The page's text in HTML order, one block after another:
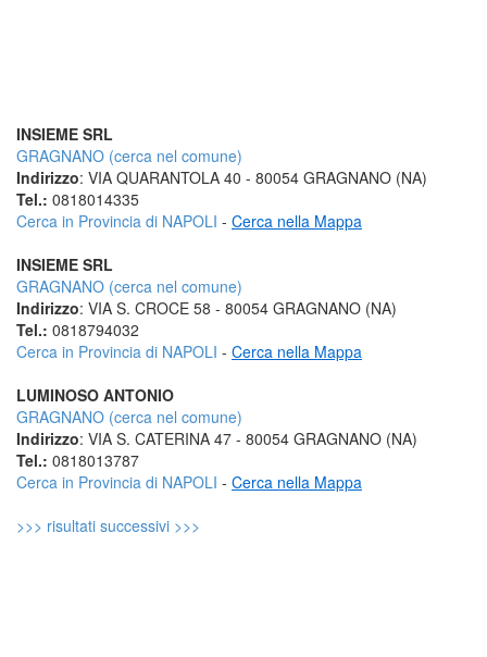
INSIEME SRL
GRAGNANO (cerca nel comune)
Indirizzo: VIA QUARANTOLA 40 - 80054 GRAGNANO (NA)
Tel.: 0818014335
Cerca in Provincia di NAPOLI - Cerca nella Mappa
INSIEME SRL
GRAGNANO (cerca nel comune)
Indirizzo: VIA S. CROCE 58 - 80054 GRAGNANO (NA)
Tel.: 0818794032
Cerca in Provincia di NAPOLI - Cerca nella Mappa
LUMINOSO ANTONIO
GRAGNANO (cerca nel comune)
Indirizzo: VIA S. CATERINA 47 - 80054 GRAGNANO (NA)
Tel.: 0818013787
Cerca in Provincia di NAPOLI - Cerca nella Mappa
>>> risultati successivi >>>